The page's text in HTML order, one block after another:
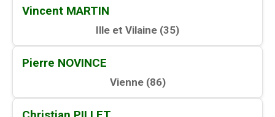
Vincent MARTIN
Ille et Vilaine (35)
Pierre NOVINCE
Vienne (86)